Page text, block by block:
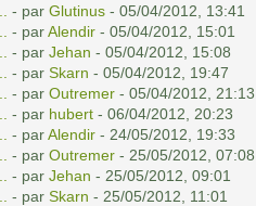
- par Glutinus- 05/04/2012, 13:41
- parAlendir- 05/04/2012, 15:01
- par Jehan - 05/04/2012, 15:08
- par Skarn - 05/04/2012, 19:47
- par Outremer- 05/04/2012, 21:13
- par hubert- 06/04/2012, 20:23
- parAlendir- 24/05/2012, 19:33
- par Outremer- 25/05/2012, 07:08
- par Jehan - 25/05/2012, 09:01
- par Skarn - 25/05/2012, 11:01